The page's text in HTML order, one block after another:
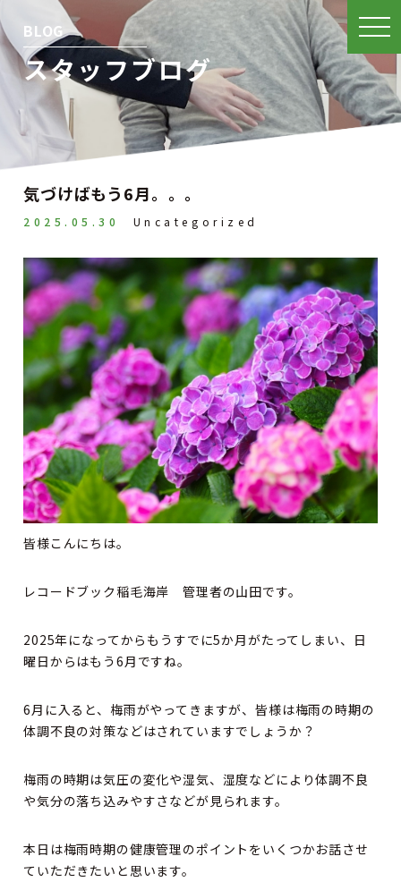
BLOG
スタッフブログ
気づけばもう6月。。。
2025.05.30 Uncategorized
皆様こんにちは。
レコードブック稲毛海岸 管理者の山田です。
2025年になってからもうすでに5か月がたってしまい、日
曜日からはもう6月ですね。
6月に入ると、梅雨がやってきますが、皆様は梅雨の時期の
体調不良の対策などはされていますでしょうか？
梅雨の時期は気圧の変化や湿気、湿度などにより体調不良
や気分の落ち込みやすさなどが見られます。
本日は梅雨時期の健康管理のポイントをいくつかお話させ
ていただきたいと思います。